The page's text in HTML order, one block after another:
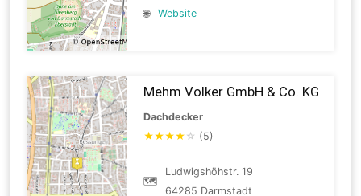
🌐
Website
Mehm Volker GmbH & Co. KG
Dachdecker
★★★★ ☆ (5)
🗺
Ludwigshöhstr. 19
64285 Darmstadt